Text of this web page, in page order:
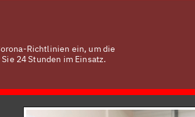
Richtlinien ein, um die
24 Stunden im Einsatz.